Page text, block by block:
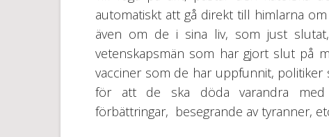
automatiskt att gå direkt till himlarna
även om de i sina liv, som just slutat,
vetenskapsmän som har gjort slut på
vacciner som de har uppfunnit,
för att de ska döda varandra med
förbättringar, besegrande av tyranner,